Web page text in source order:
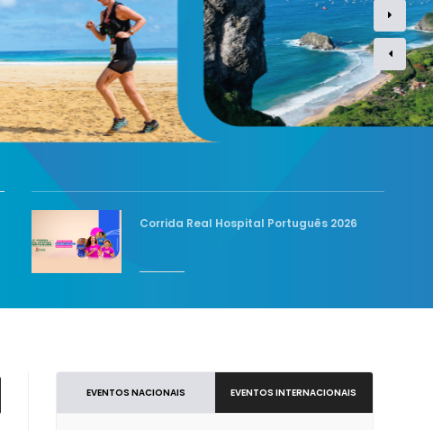
Corrida Real Hospital Português 2026
EVENTOS NACIONAIS EVENTOS INTERNACIONAIS